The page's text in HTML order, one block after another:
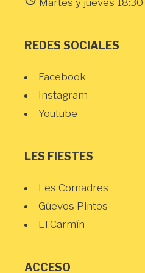
REDES SOCIALES
Facebook
Instagram
Youtube
LES FIESTES
Les Comadres
Güevos Pintos
El Carmín
ACCESO